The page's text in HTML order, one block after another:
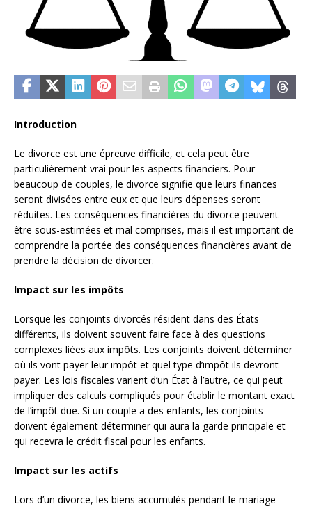
Introduction
Le divorce est une épreuve difficile, et cela peut être
particulièrement vrai pour les aspects financiers. Pour
beaucoup de couples, le divorce signifie que leurs finances
seront divisées entre eux et que leurs dépenses seront
réduites. Les conséquences financières du divorce peuvent
être sous-estimées et mal comprises, mais il est important de
comprendre la portée des conséquences financières avant de
prendre la décision de divorcer.
Impact sur les impôts
Lorsque les conjoints divorcés résident dans des États
différents, ils doivent souvent faire face à des questions
complexes liées aux impôts. Les conjoints doivent déterminer
où ils vont payer leur impôt et quel type d’impôt ils devront
payer. Les lois fiscales varient d’un État à l’autre, ce qui peut
impliquer des calculs compliqués pour établir le montant exact
de l’impôt due. Si un couple a des enfants, les conjoints
doivent également déterminer qui aura la garde principale et
qui recevra le crédit fiscal pour les enfants.
Impact sur les actifs
Lors d’un divorce, les biens accumulés pendant le mariage